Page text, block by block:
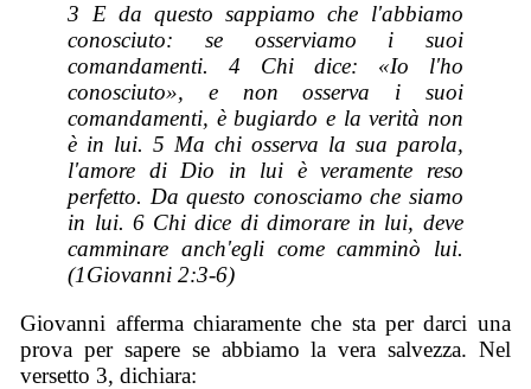
3 E da questo sappiamo che l'abbiamo
conosciuto: se osserviamo i suoi
comandamenti. 4 Chi dice: «Io l'ho
conosciuto», e non osserva i suoi
comandamenti, è bugiardo e la verità non
è in lui. 5 Ma chi osserva la sua parola,
l'amore di Dio in lui è veramente reso
perfetto. Da questo conosciamo che siamo
in lui. 6 Chi dice di dimorare in lui, deve
camminare anch'egli come camminò lui.
(1Giovanni 2:3-6)
Giovanni afferma chiaramente che sta per darci una
prova per sapere se abbiamo la vera salvezza. Nel
versetto 3, dichiara: